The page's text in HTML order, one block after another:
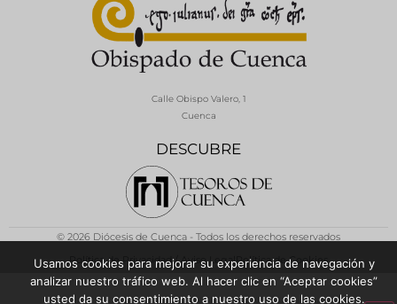
DESCUBRE
Calle Obispo Valero, 1
Cuenca
© 2026 Diócesis de Cuenca - Todos los derechos reservados
Política de Privacidad / Aviso LegalPolítica de Cookies
Usamos cookies para mejorar su experiencia de navegación y
analizar nuestro tráfico web. Al hacer clic en “Aceptar cookies”
usted da su consentimiento a nuestro uso de las cookies.